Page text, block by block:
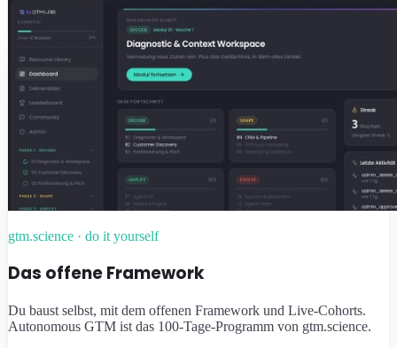
gtm.science · do it yourself
Das offene Framework
Du baust selbst, mit dem offenen Framework und Live-Cohorts.
Autonomous GTM ist das 100-Tage-Programm von gtm.science.